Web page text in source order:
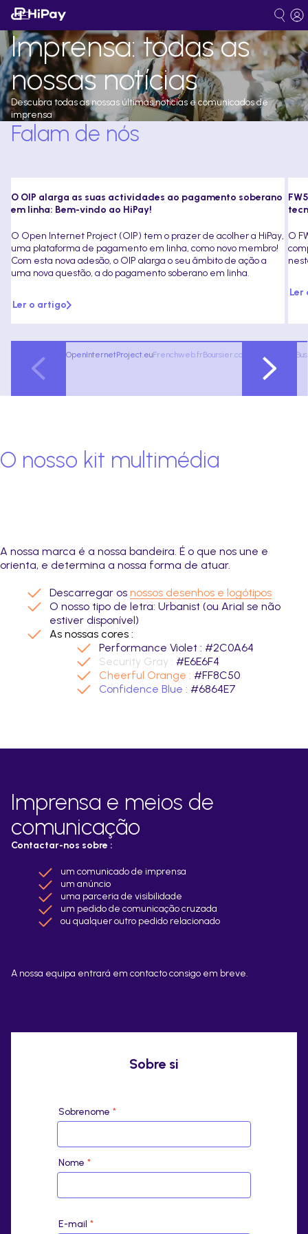
Imprensa: todas as
nossas notícias
Descubra todas as nossas últimas notícias e comunicados de
imprensa
Falam de nós
O OIP alarga as suas actividades ao pagamento soberano
em linha: Bem-vindo ao HiPay!
O Open Internet Project (OIP) tem o prazer de acolher a HiPay,
uma plataforma de pagamento em linha, como novo membro!
Com esta nova adesão, o OIP alarga o seu âmbito de ação a
uma nova questão, a do pagamento soberano em linha.
Ler o artigo
O
Ler
OpenInternetProject.euFrenchweb.frBoursier.com BFM
O nosso kit multimédia
A nossa marca é a nossa bandeira. É o que nos une e
orienta, e determina a nossa forma de atuar.
Descarregar os nossos desenhos e logótipos
O nosso tipo de letra: Urbanist (ou Arial se não
estiver disponível)
As nossas cores :
Performance Violet : #2C0A64
Security Gray : #E6E6F4
Cheerful Orange : #FF8C50
Confidence Blue : #6864E7
Imprensa e meios de
comunicação
Contactar-nos sobre :
um comunicado de imprensa
um anúncio
uma parceria de visibilidade
um pedido de comunicação cruzada
ou qualquer outro pedido relacionado
A nossa equipa entrará em contacto consigo em breve.
Sobre si
Sobrenome *
Nome *
E-mail *